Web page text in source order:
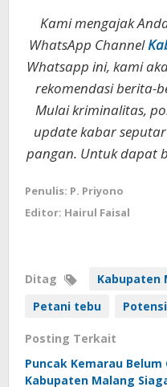
Kami mengajak
WhatsApp Channel
Whatsapp ini, kami
rekomendasi berita-
Mulai kriminalitas,
update kabar
pangan. Untuk dapat
Penulis: P. Priyono
Editor: Hairul Faisal
Ditag Kabupaten
Petani tebu
Posting Terkait
Puncak Kemarau
Kabupaten Malang